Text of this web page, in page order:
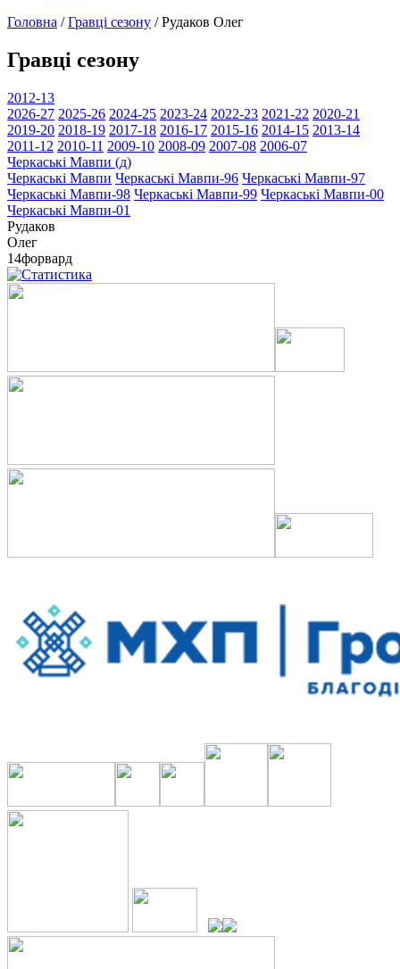
Головна /Гравці сезону /Рудаков Олег
Гравці сезону
2012-13
2026-27 2025-26 2024-25 2023-24 2022-23 2021-22 2020-21
2019-20 2018-19 2017-18 2016-17 2015-16 2014-15 2013-14
2011-12 2010-11 2009-10 2008-09 2007-08 2006-07
Черкаські Мавпи (д)
Черкаські Мавпи Черкаські Мавпи-96 Черкаські Мавпи-97
Черкаські Мавпи-98 Черкаські Мавпи-99 Черкаські Мавпи-00
Черкаські Мавпи-01
Рудаков
Олег
14форвард